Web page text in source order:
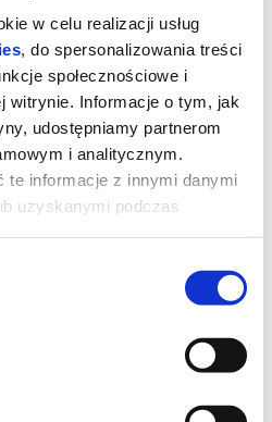
w celu realizacji usług
, do spersonalizowania treści
społecznościowe i
witrynie. Informacje o tym, jak
udostępniamy partnerom
i analitycznym.
te informacje z innymi danymi
uzyskanymi podczas
KOSMOS!
szeryfem, genialnym
podróżnikiem?
przez wybiegi mody, aż po rakiety